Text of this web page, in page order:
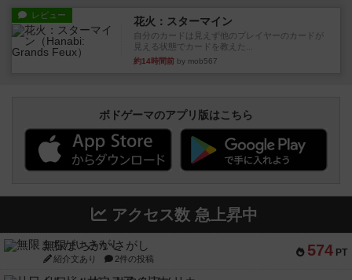
レビュー 花火：スターマイン
自分のカードは見えず他のプレイヤーのカードが
見える状態でカードを教えた...
約14時間前 by mob567
ボドゲーマのアプリ版はこちら
アクセス数 急上昇中
574 PT
無限まちがいさがし
紹介文あり 2件の投稿